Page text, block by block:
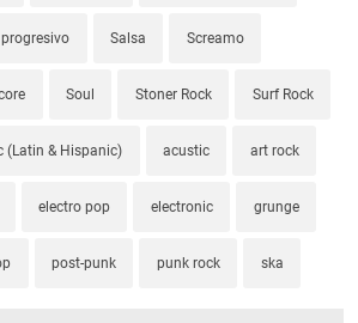
progresivo Salsa Screamo
Soul Stoner Rock Surf Rock
(Latin & Hispanic) acustic art rock
electro pop electronic grunge
post-punk punk rock ska